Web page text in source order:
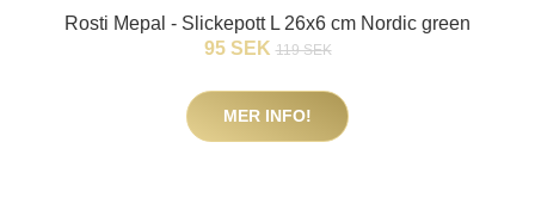
Rosti Mepal - Slickepott L 26x6 cm Nordic green
95 SEK 119 SEK
MER INFO!